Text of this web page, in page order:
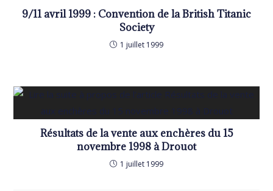
9/11 avril 1999 : Convention de la British Titanic
Society
1 juillet 1999
Résultats de la vente aux enchères du 15
novembre 1998 à Drouot
1 juillet 1999